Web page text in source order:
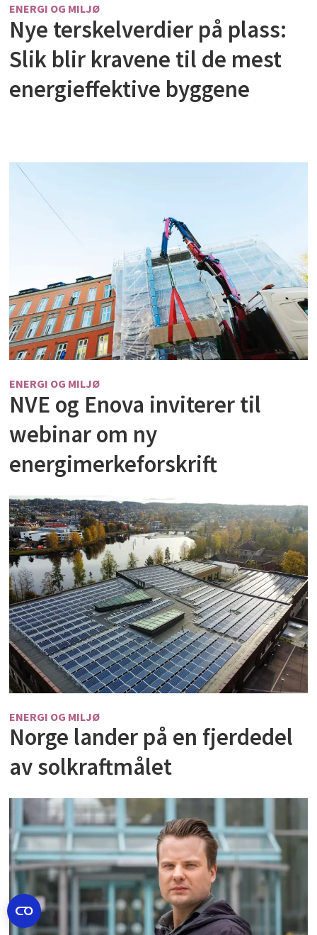
ENERGI OG MILJØ
Nye terskelverdier på plass:
Slik blir kravene til de mest
energieffektive byggene
ENERGI OG MILJØ
NVE og Enova inviterer til
webinar om ny
energimerkeforskrift
ENERGI OG MILJØ
Norge lander på en fjerdedel
av solkraftmålet